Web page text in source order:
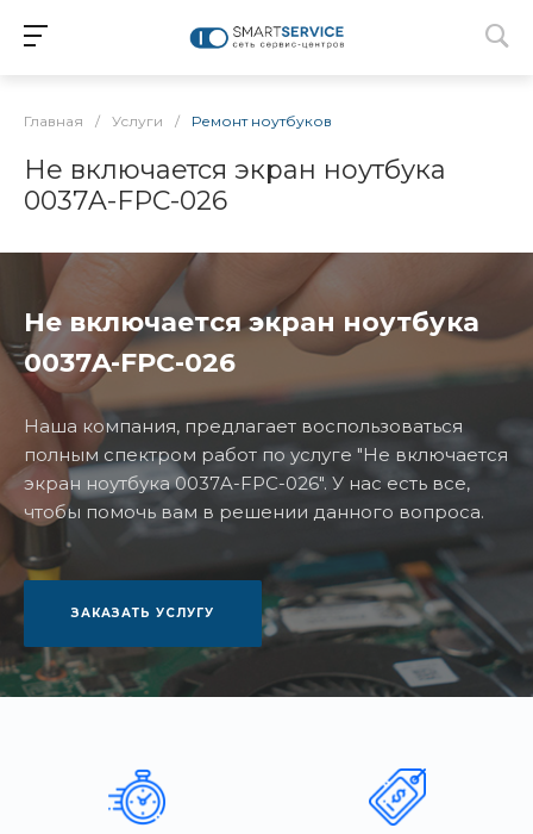
Главная / Услуги / Ремонт ноутбуков
Не включается экран ноутбука
0037A-FPC-026
Не включается экран ноутбука
0037A-FPC-026
Наша компания, предлагает воспользоваться
полным спектром работ по услуге "Не включается
экран ноутбука 0037A-FPC-026". У нас есть все,
чтобы помочь вам в решении данного вопроса.
ЗАКАЗАТЬ УСЛУГУ